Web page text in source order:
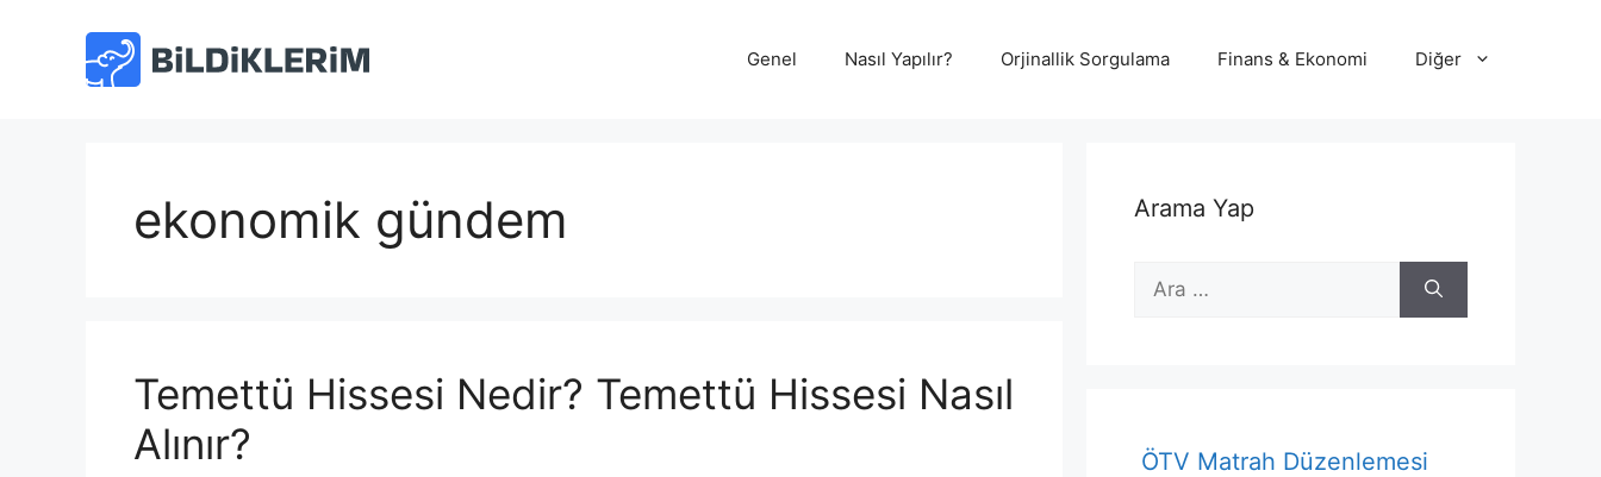
Genel Nasıl Yapılır? Orjinallik Sorgulama Finans & Ekonomi Diğer
ekonomik gündem
Temettü Hissesi Nedir? Temettü Hissesi Nasıl
Alınır?
Arama Yap
için
ÖTV Matrah Düzenlemesi